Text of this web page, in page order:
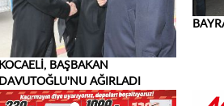
KOCAELİ, BAŞBAKAN
DAVUTOĞLU'NU AĞIRLADI